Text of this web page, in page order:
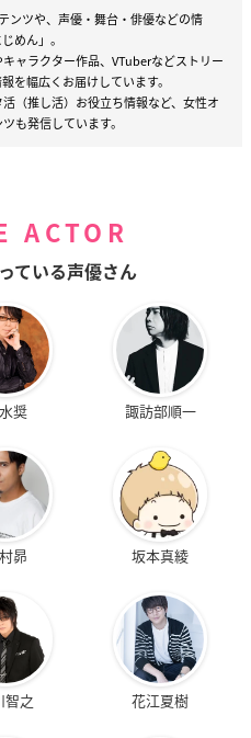
ンツや、声優・舞台・俳優などの情
めん」。
ャラクター作品、VTuberなどストリー
を幅広くお届けしています。
（推し活）お役立ち情報など、女性オ
も発信しています。
ACTOR
ている声優さん
奨 諏訪部順一
昴 坂本真綾
智之 花江夏樹